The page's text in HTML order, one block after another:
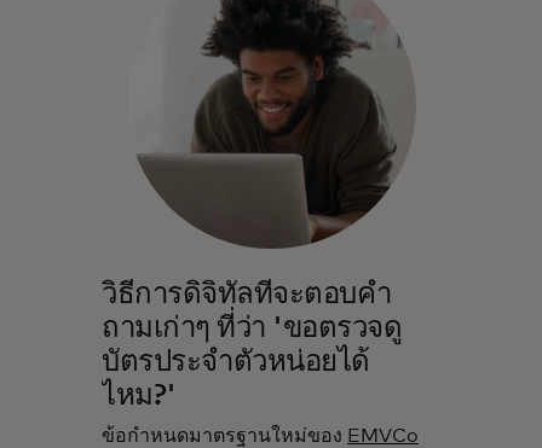
วิธีการดิจิทัลที่จะตอบคำ
ถามเก่าๆ ที่ว่า 'ขอตรวจดู
บัตรประจำตัวหน่อยได้
ไหม?'
ข้อกำหนดมาตรฐานใหม่ของ EMVCo